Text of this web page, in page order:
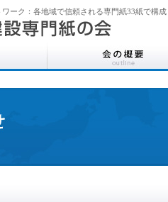
ーク：各地域で信頼される専門紙33紙で構成